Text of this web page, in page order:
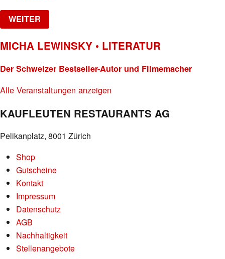
WEITER
MICHA LEWINSKY • LITERATUR
Der Schweizer Bestseller-Autor und Filmemacher
Alle Veranstaltungen anzeigen
KAUFLEUTEN RESTAURANTS AG
Pelikanplatz, 8001 Zürich
Shop
Gutscheine
Kontakt
Impressum
Datenschutz
AGB
Nachhaltigkeit
Stellenangebote